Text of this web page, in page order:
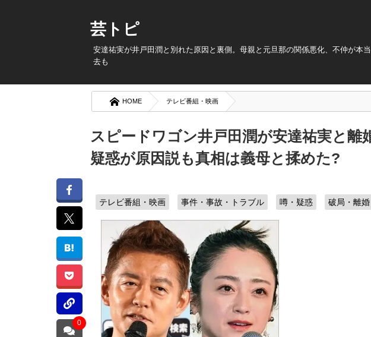
芸トピ
安達祐実が井戸田潤と別れた原因と裏側。母親と元旦那の関係悪化、不仲が本
去も
HOME テレビ番組・映画
スピードワゴン井戸田潤が安達祐実と離
疑惑が原因説も真相は義母と揉めた?
テレビ番組・映画 事件・事故・トラブル 噂・疑惑 破局・離婚
0